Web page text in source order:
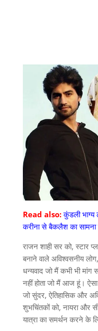
Read also: कुंडली भाग्य
करीना से बैकलैश का सामना
राजन शाही सर को, स्टार
बनाने वाले अविश्वसनीय
धन्यवाद जो मैं कभी भी मांग
नहीं होता जो मैं आज हूं।
जो सुंदर, ऐतिहासिक और
शुभचिंतकों को, नायरा और
यात्रा का समर्थन करने के